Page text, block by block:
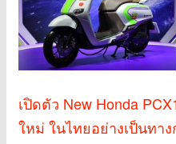
เปิดตัว New Honda
ใหม่ ในไทยอย่างเป็นทาง